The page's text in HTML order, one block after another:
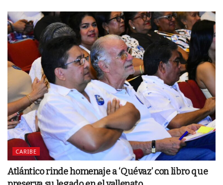
CARIBE
Atlántico rinde homenaje a ‘Quévaz’ con libro que